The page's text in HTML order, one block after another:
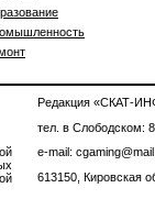
Редакция «СКАТ-
тел. в Слободском:
e-mail:
613150, Кировская